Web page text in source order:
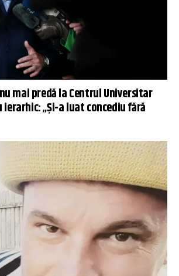
mai predă la Centrul Universitar
„Și-a luat concediu fără